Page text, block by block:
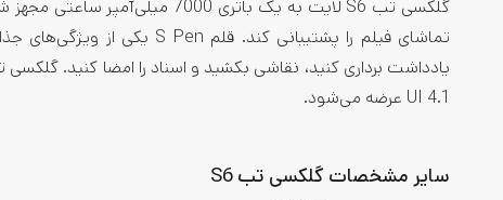
UI 4.1 عرضه می‌شود.
سایر مشخصات گلکسی تب S6